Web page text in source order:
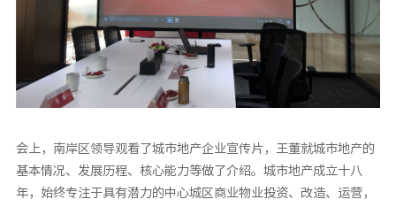
会上，南岸区领导观看了城市地产企业宣传片，王董就城市地产的
基本情况、发展历程、核心能力等做了介绍。城市地产成立十八
年，始终专注于具有潜力的中心城区商业物业投资、改造、运营，